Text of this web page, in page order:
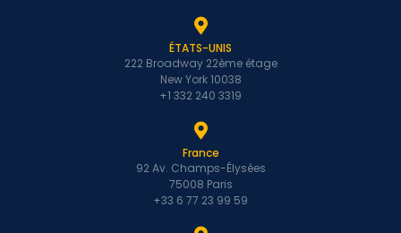
ÉTATS-UNIS
222 Broadway 22ème étage
New York 10038
+1 332 240 3319
France
92 Av. Champs-Élysées
75008 Paris
+33 6 77 23 99 59